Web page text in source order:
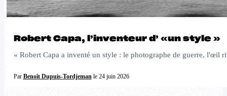
Robert Capa, l’inventeur d’ «un style »
« Robert Capa a inventé un style : le photographe de guerre, l'œil
Par Benoît Dupuis-Tordjemanle 24 juin 2026